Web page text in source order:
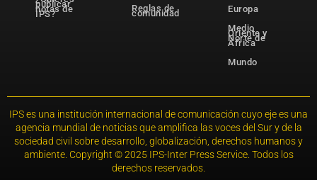
publicar
notas de
IPS?
Reglas de
comunidad
Europa
Medio
Oriente y
Norte de
África
Mundo
IPS es una institución internacional de comunicación cuyo eje es una
agencia mundial de noticias que amplifica las voces del Sur y de la
sociedad civil sobre desarrollo, globalización, derechos humanos y
ambiente. Copyright © 2025 IPS-Inter Press Service. Todos los
derechos reservados.